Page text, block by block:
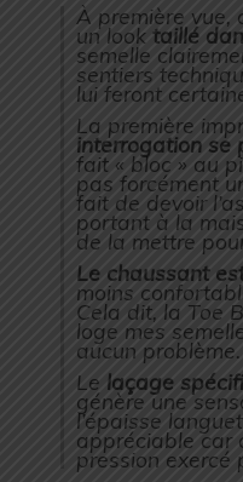
À première vue,
un look taillé
semelle
sentiers
lui feront
La première
interrogation se
fait « bloc » au
pas forcément
fait de devoir
portant à la
de la mettre
Le chaussant
moins
Cela dit, la Toe
loge mes
aucun problème.
Le laçage
génère une
l’épaisse
appréciable car
pression